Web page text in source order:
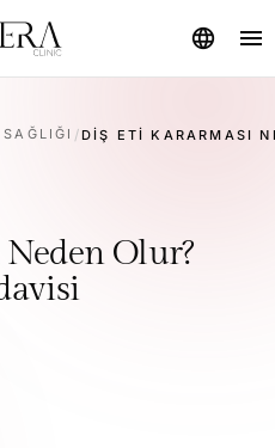
language menu
/DIŞ ETI KARARMASI
Olur?